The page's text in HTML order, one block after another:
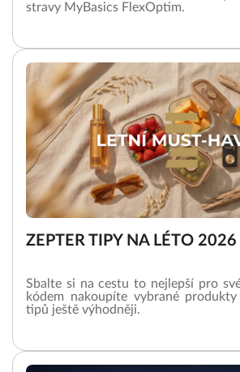
stravy MyBasics FlexOptim.
ZEPTER TIPY NA LÉTO 2026
Sbalte si na cestu to nejlepší pro
kódem nakoupíte vybrané
tipů ještě výhodněji.